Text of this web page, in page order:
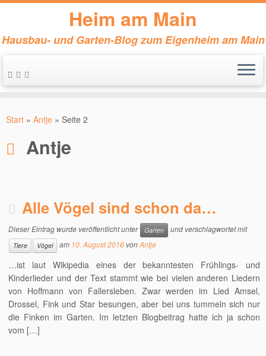
Inhalt
Heim am Main
Hausbau- und Garten-Blog zum Eigenheim am Main
Start » Antje » Seite 2
Antje
Alle Vögel sind schon da…
Dieser Eintrag wurde veröffentlicht unter Garten und verschlagwortet mit
Tiere Vögel am 10. August 2016 vonAntje
…ist laut Wikipedia eines der bekanntesten Frühlings- und
Kinderlieder und der Text stammt wie bei vielen anderen Liedern
von Hoffmann von Fallersleben. Zwar werden im Lied Amsel,
Drossel, Fink und Star besungen, aber bei uns tummeln sich nur
die Finken im Garten. Im letzten Blogbeitrag hatte ich ja schon
vom […]